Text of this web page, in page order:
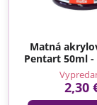
Matná
Pentart 50ml -
2,30